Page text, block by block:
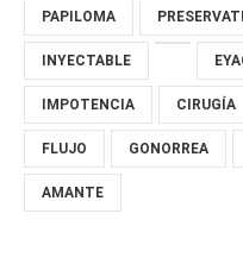
PAPILOMA
INYECTABLE
IMPOTENCIA CIRUGÍA
FLUJO GONORREA
AMANTE